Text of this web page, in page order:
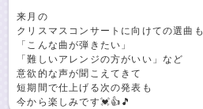
来月の
クリスマスコンサートに向けての選曲も
「こんな曲が弾きたい」
「難しいアレンジの方がいい」など
意欲的な声が聞こえてきて
短期間で仕上げる次の発表も
今から楽しみです💓👍🎵